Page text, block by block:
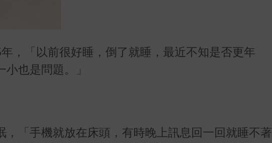
，「以前很好睡，倒了就睡，最近不知是否更年
也是問題。」
「手機就放在床頭，有時晚上訊息回一回就睡不著